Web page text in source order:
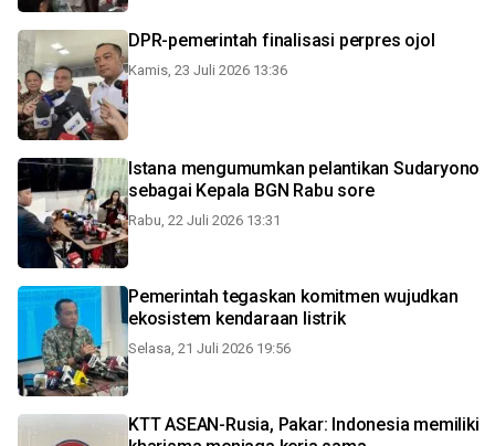
DPR-pemerintah finalisasi perpres ojol
Kamis, 23 Juli 2026 13:36
Istana mengumumkan pelantikan Sudaryono
sebagai Kepala BGN Rabu sore
Rabu, 22 Juli 2026 13:31
Pemerintah tegaskan komitmen wujudkan
ekosistem kendaraan listrik
Selasa, 21 Juli 2026 19:56
KTT ASEAN-Rusia, Pakar: Indonesia memiliki